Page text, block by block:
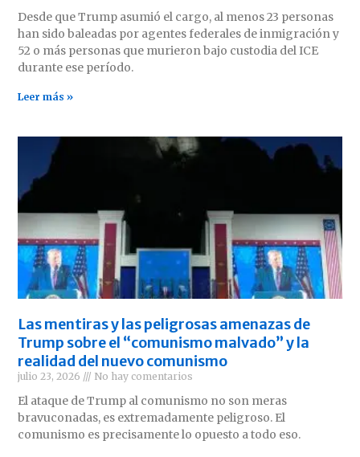
Desde que Trump asumió el cargo, al menos 23 personas
han sido baleadas por agentes federales de inmigración y
52 o más personas que murieron bajo custodia del ICE
durante ese período.
Leer más »
Las mentiras y las peligrosas amenazas de
Trump sobre el “comunismo malvado” y la
realidad del nuevo comunismo
julio 23, 2026 No hay comentarios
El ataque de Trump al comunismo no son meras
bravuconadas, es extremadamente peligroso. El
comunismo es precisamente lo opuesto a todo eso.